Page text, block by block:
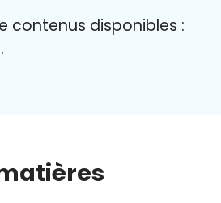
contenus disponibles :